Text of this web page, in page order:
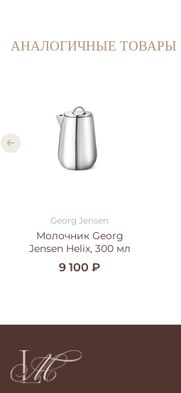
АНАЛОГИЧНЫЕ ТОВАРЫ
Georg Jensen
Молочник Georg
Jensen Helix, 300 мл
9 100 ₽